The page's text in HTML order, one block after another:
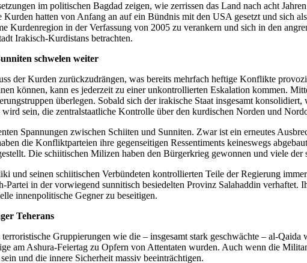
im politischen Bagdad zeigen, wie zerrissen das Land nach acht
hatten von Anfang an auf ein Bündnis mit den USA gesetzt und sich
Kurdenregion in der Verfassung von 2005 zu verankern und sich in den
Irakisch-Kurdistans betrachten.
schwelen weiter
der Kurden zurückzudrängen, was bereits mehrfach heftige Konflikte
können, kann es jederzeit zu einer unkontrollierten Eskalation kommen.
überlegen. Sobald sich der irakische Staat insgesamt
sein, die zentralstaatliche Kontrolle über den kurdischen Norden und
Spannungen zwischen Schiiten und Sunniten. Zwar ist ein erneutes
die Konfliktparteien ihre gegenseitigen Ressentiments keineswegs
Die schiitischen Milizen haben den Bürgerkrieg gewonnen und viele
und seinen schiitischen Verbündeten kontrollierten Teile der Regierung
Partei in der vorwiegend sunnitisch besiedelten Provinz Salahaddin
innenpolitische Gegner zu beseitigen.
Teherans
Gruppierungen wie die – insgesamt stark geschwächte – al-
am Ashura-Feiertag zu Opfern von Attentaten wurden. Auch wenn die
und die innere Sicherheit massiv beeinträchtigen.